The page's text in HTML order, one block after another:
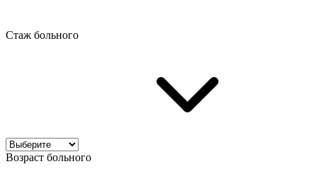
Стаж больного
Возраст больного